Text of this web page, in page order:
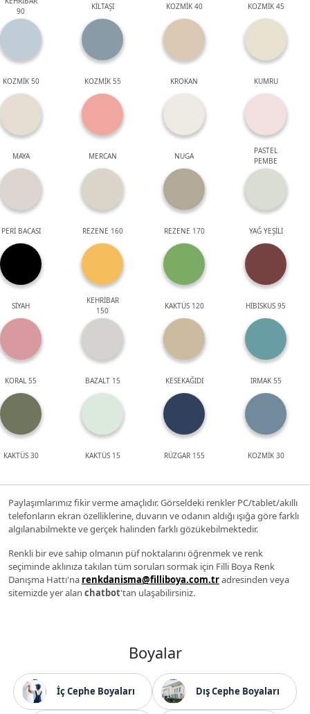
90
KİLTAŞI KOZMİK 40 KOZMİK 45
KOZMİK 50 KOZMİK 55 KROKAN KUMRU
MAYA MERCAN NUGA
PASTEL
PEMBE
PERİ BACASI REZENE 160 REZENE 170 YAĞ YEŞİLİ
SİYAH
KEHRİBAR
150
KAKTÜS 120 HİBİSKUS 95
KORAL 55 BAZALT 15 KESEKAĞIDI IRMAK 55
KAKTÜS 30 KAKTÜS 15 RÜZGAR 155 KOZMİK 30
Paylaşımlarımız fikir verme amaçlıdır. Görseldeki renkler PC/tablet/akıllı
telefonların ekran özelliklerine, duvarın ve odanın aldığı ışığa göre farklı
algılanabilmekte ve gerçek halinden farklı gözükebilmektedir.
Renkli bir eve sahip olmanın püf noktalarını öğrenmek ve renk
seçiminde aklınıza takılan tüm soruları sormak için Filli Boya Renk
Danışma Hattı'na renkdanisma@filliboya.com.tradresinden veya
sitemizde yer alan chatbot'tan ulaşabilirsiniz.
Boyalar
İç Cephe Boyaları Dış Cephe Boyaları